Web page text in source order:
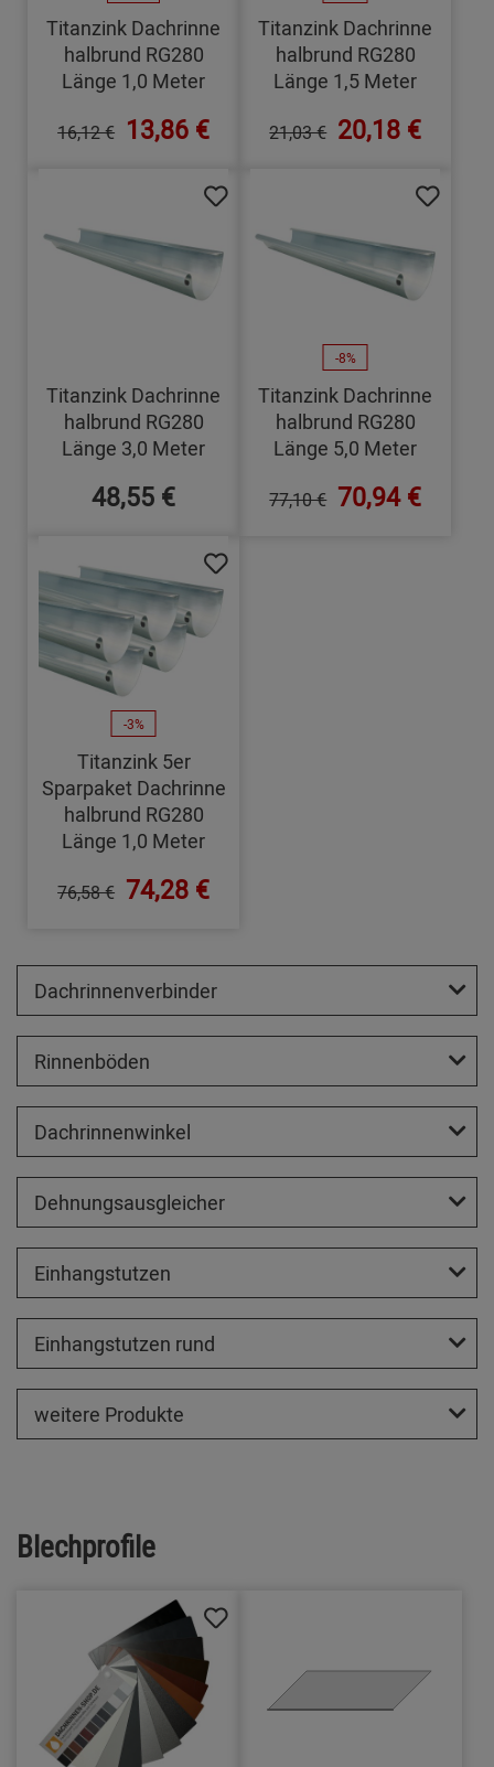
Titanzink Dachrinne
halbrund RG280
Länge 1,0 Meter
16,12 € 13,86 €
Titanzink Dachrinne
halbrund RG280
Länge 1,5 Meter
21,03 € 20,18 €
Titanzink Dachrinne
halbrund RG280
Länge 3,0 Meter
48,55 €
-8%
Titanzink Dachrinne
halbrund RG280
Länge 5,0 Meter
77,10 € 70,94 €
-3%
Titanzink 5er
Sparpaket Dachrinne
halbrund RG280
Länge 1,0 Meter
76,58 € 74,28 €
Dachrinnenverbinder
Rinnenböden
Dachrinnenwinkel
Dehnungsausgleicher
Einhangstutzen
Einhangstutzen rund
weitere Produkte
Blechprofile